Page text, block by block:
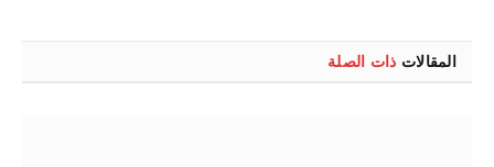
المقالات ذات الصلة